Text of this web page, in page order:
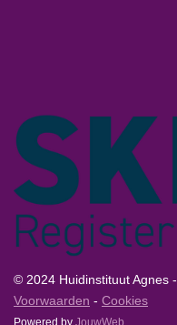
© 2024 Huidinstituut Agnes -
Voorwaarden - Cookies
Powered by JouwWeb